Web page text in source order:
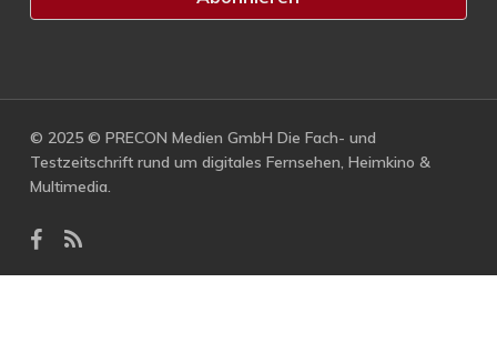
© 2025 © PRECON Medien GmbH Die Fach- und
Testzeitschrift rund um digitales Fernsehen, Heimkino &
Multimedia.
facebook
RSS